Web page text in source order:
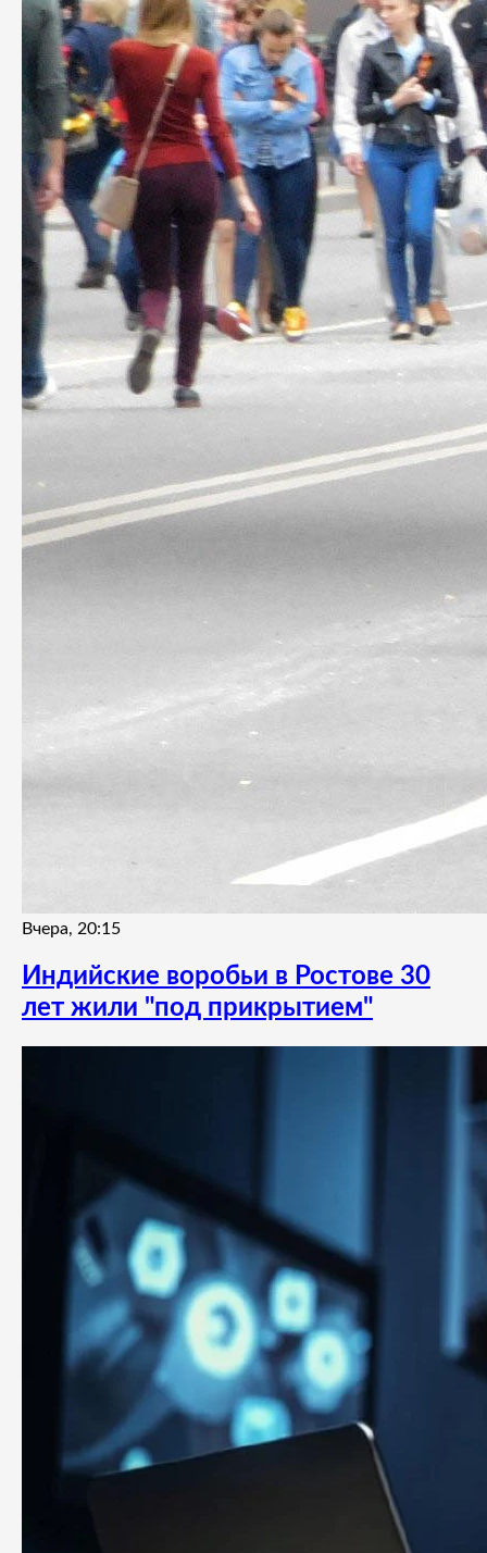
Вчера, 20:15
Индийские воробьи в Ростове 30
лет жили "под прикрытием"